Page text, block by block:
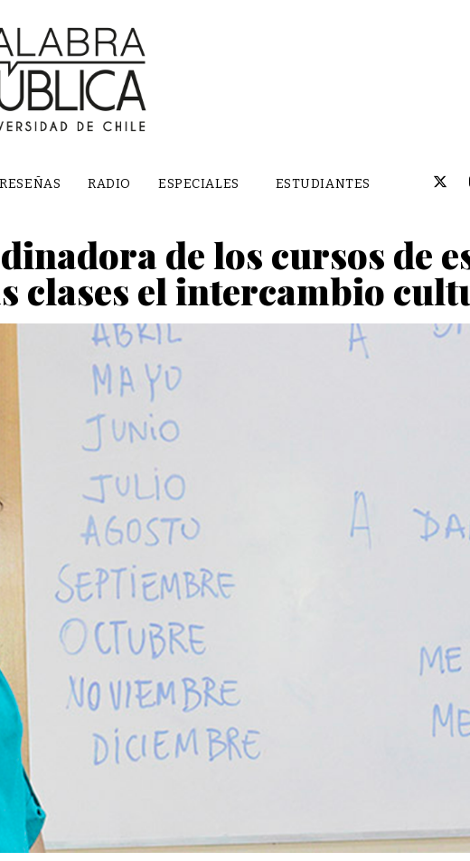
RESEÑAS RADIO ESPECIALES ESTUDIANTES
de los cursos de
clases el intercambio